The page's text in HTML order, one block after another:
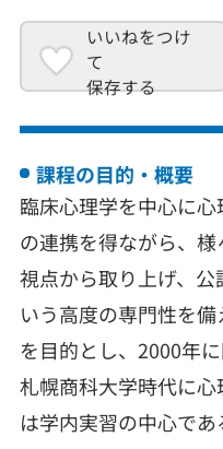
いいねをつけ
て
保存する
課程の目的・概要
臨床心理学を中心に
の連携を得ながら、
視点から取り上げ、
いう高度の専門性を
を目的とし、2000年
札幌商科大学時代に
は学内実習の中心で